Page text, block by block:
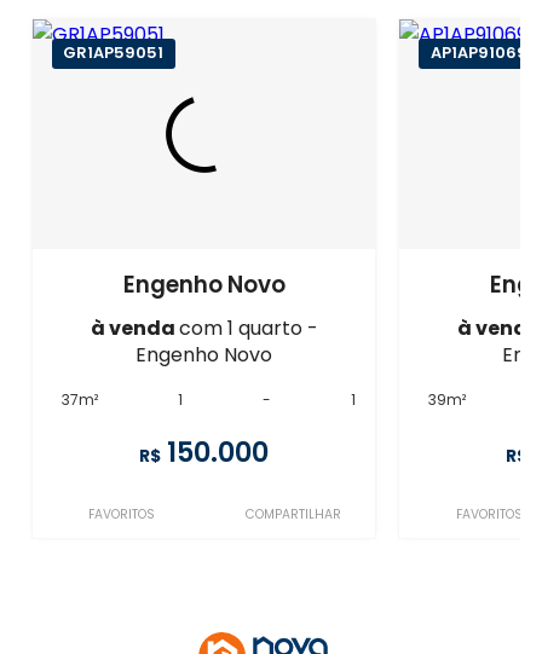
GR1AP59051
Engenho Novo
à vendacom 1 quarto -
Engenho Novo
37m² 1 - 1
R$ 150.000
FAVORITOS COMPARTILHAR
AP1AP91069
à
39m²
R$
FAVORITOS